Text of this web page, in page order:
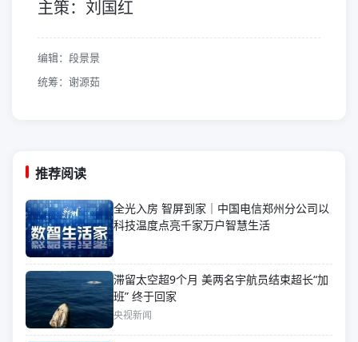
主策：刘国红
编辑：段景景
统筹：谢源茹
推荐阅读
全光入房 智屏到家｜中国电信郑州分公司以
科技温度点亮千家万户智慧生活
滞留太空超9个月 美两名宇航员结束超长“加
班” 终于回家
央视新闻